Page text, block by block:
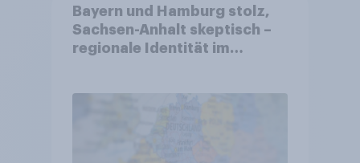
Bayern und Hamburg stolz,
Sachsen-Anhalt skeptisch –
regionale Identität im